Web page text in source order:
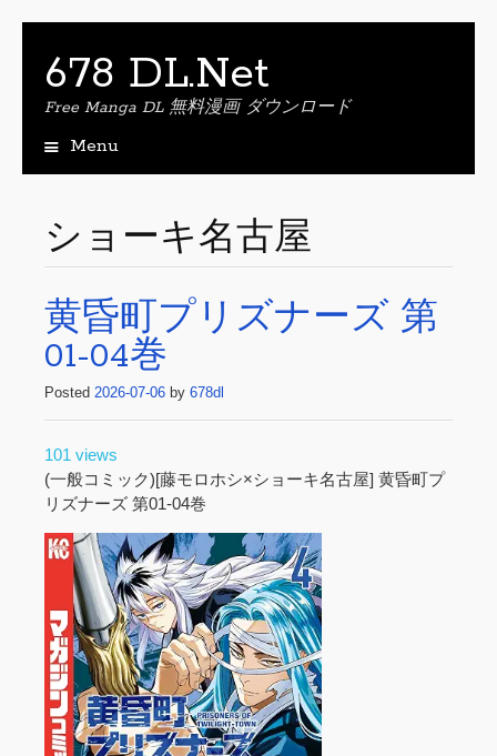
678 DL.Net
Free Manga DL 無料漫画 ダウンロード
Menu
c
o
n
e
n
t
ショーキ名古屋
黄昏町プリズナーズ 第
01-04巻
Posted 2026-07-06 by 678dl
101 views
(一般コミック)[藤モロホシ×ショーキ名古屋] 黄昏町プ
リズナーズ 第01-04巻